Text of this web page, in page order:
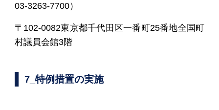
03-3263-7700）
〒102-0082東京都千代田区一番町25番地全国町
村議員会館3階
7_特例措置の実施